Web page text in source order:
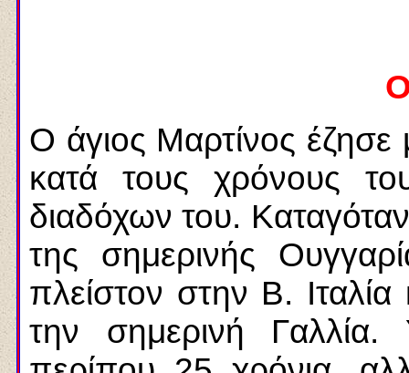
Ο άγιος Μαρτίνος
κατά τους χρόνους
διαδόχων του.
της σημερινής
πλείστον στην Β.
την σημερινή Γαλλία.